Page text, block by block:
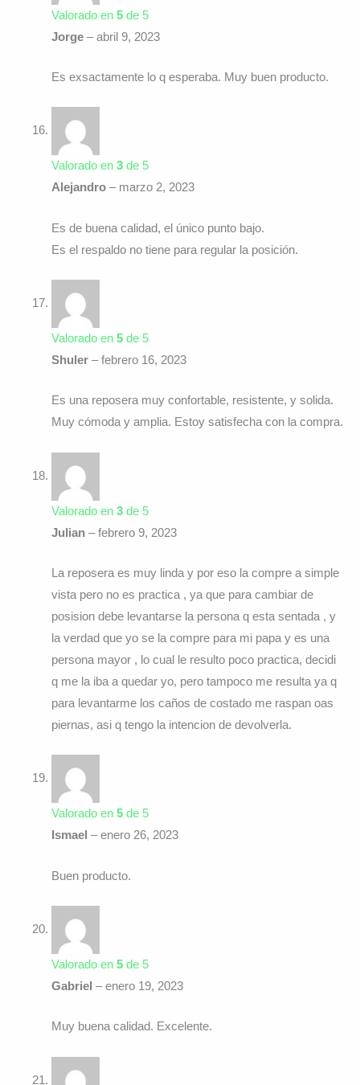
Valorado en 5de 5
Jorge – abril 9, 2023
Es exsactamente lo q esperaba. Muy buen producto.
Valorado en 3de 5
Alejandro – marzo 2, 2023
Es de buena calidad, el único punto bajo.
Es el respaldo no tiene para regular la posición.
Valorado en 5de 5
Shuler – febrero 16, 2023
Es una reposera muy confortable, resistente, y solida.
Muy cómoda y amplia. Estoy satisfecha con la compra.
Valorado en 3de 5
Julian – febrero 9, 2023
La reposera es muy linda y por eso la compre a simple
vista pero no es practica , ya que para cambiar de
posision debe levantarse la persona q esta sentada , y
la verdad que yo se la compre para mi papa y es una
persona mayor , lo cual le resulto poco practica, decidi
q me la iba a quedar yo, pero tampoco me resulta ya q
para levantarme los caños de costado me raspan oas
piernas, asi q tengo la intencion de devolverla.
Valorado en 5de 5
Ismael – enero 26, 2023
Buen producto.
Valorado en 5de 5
Gabriel – enero 19, 2023
Muy buena calidad. Excelente.